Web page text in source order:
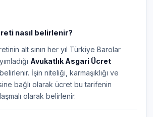
nasıl belirlenir?
alt sınırı her yıl Türkiye Barolar
Avukatlık Asgari Ücret
İşin niteliği, karmaşıklığı ve
bağlı olarak ücret bu tarifenin
olarak belirlenir.